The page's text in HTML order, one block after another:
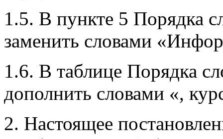
1.5. В пункте 5 Порядка
заменить словами
1.6. В таблице Порядка
дополнить словами «,
2. Настоящее